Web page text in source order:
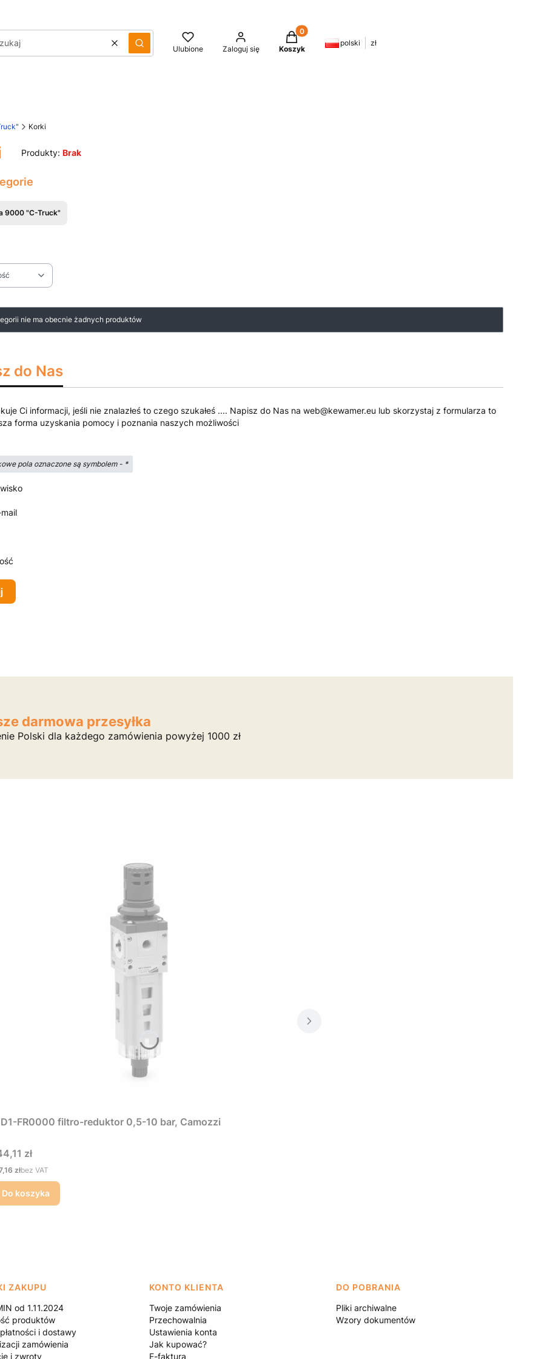
WyczyśćSzukaj Ulubione Zaloguj się
Produkty w koszyku: 0. Zobacz szczegóły
Koszyk
polski zł
Korki
Produkty: Brak
9000 "C-Truck"
produktów
nie ma obecnie żadnych produktów
do Nas
Ci informacji, jeśli nie znalazłeś to czego szukałeś .... Napisz do Nas na web@kewamer.eu lub skorzystaj z formularza to
forma uzyskania pomocy i poznania naszych możliwości
pola oznaczone są symbolem - *
darmowa przesyłka
Polski dla każdego zamówienia powyżej 1000 zł
FR0000 filtro-reduktor 0,5-10 bar, Camozzi
zł
złbez VAT
Do koszyka
ZAKUPU
od 1.11.2024
produktów
i dostawy
zamówienia
i zwroty
KONTO KLIENTA
Twoje zamówienia
Przechowalnia
Ustawienia konta
Jak kupować?
E-faktura
DO POBRANIA
Pliki archiwalne
Wzory dokumentów